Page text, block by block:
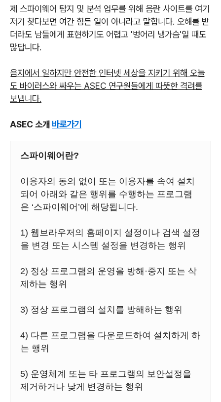
제 스파이웨어 탐지 및 분석 업무를 위해 음란 사이트를 여기
저기 찾다보면 여간 힘든 일이 아니라고 말합니다. 오해를 받
더라도 남들에게 표현하기도 어렵고 '벙어리 냉가슴'일 때도
많답니다.
음지에서 일하지만 안전한 인터넷 세상을 지키기 위해 오늘
도 바이러스와 싸우는 ASEC 연구원들에게 따뜻한 격려를
보냅니다.
ASEC 소개 바로가기
스파이웨어란?
이용자의 동의 없이 또는 이용자를 속여 설치
되어 아래와 같은 행위를 수행하는 프로그램
은 ‘스파이웨어’에 해당됩니다.
1) 웹브라우저의 홈페이지 설정이나 검색 설정
을 변경 또는 시스템 설정을 변경하는 행위
2) 정상 프로그램의 운영을 방해·중지 또는 삭
제하는 행위
3) 정상 프로그램의 설치를 방해하는 행위
4) 다른 프로그램을 다운로드하여 설치하게 하
는 행위
5) 운영체계 또는 타 프로그램의 보안설정을
제거하거나 낮게 변경하는 행위